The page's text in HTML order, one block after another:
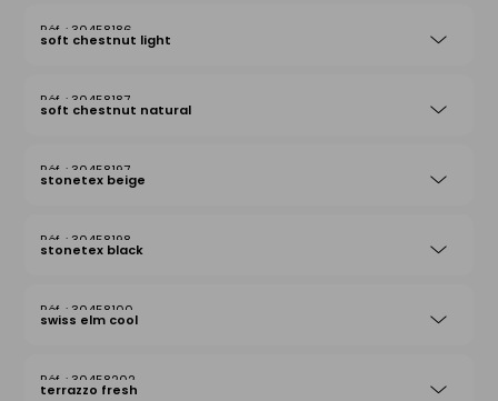
30458186
soft chestnut light
30458187
soft chestnut natural
30458197
stonetex beige
30458198
stonetex black
30458100
swiss elm cool
30458202
terrazzo fresh